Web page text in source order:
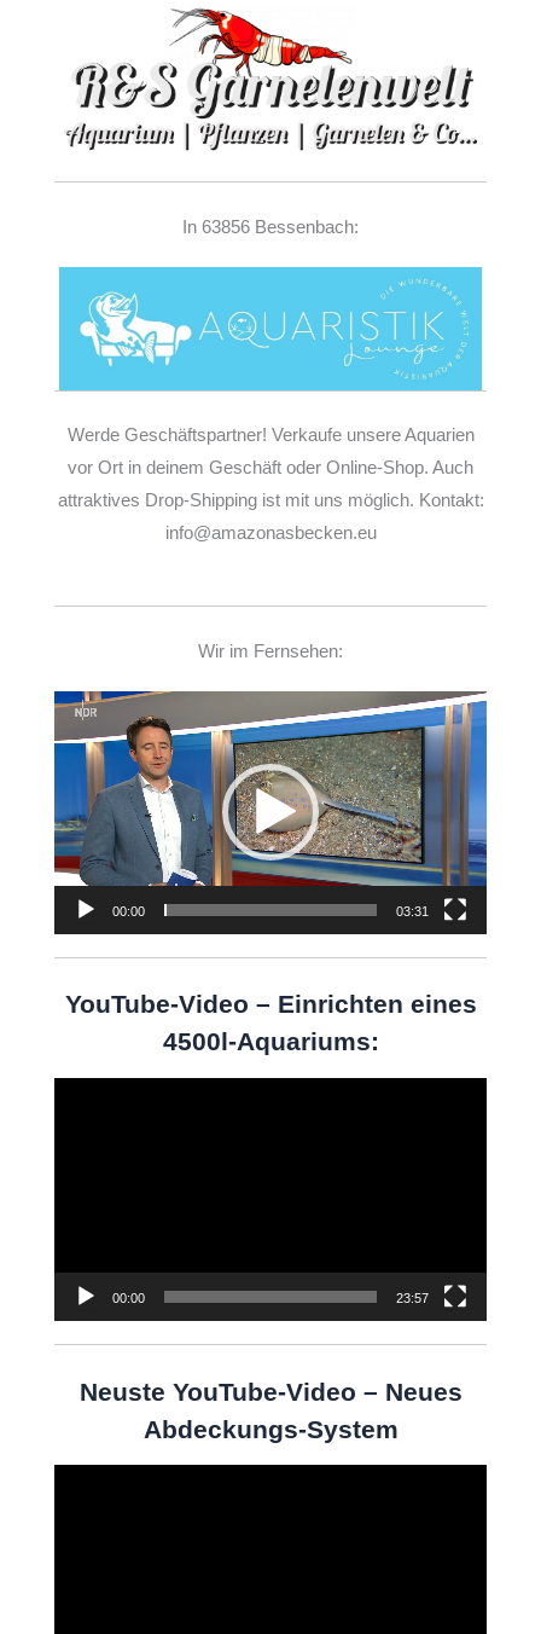
In 63856 Bessenbach:
Werde Geschäftspartner! Verkaufe unsere Aquarien
vor Ort in deinem Geschäft oder Online-Shop. Auch
attraktives Drop-Shipping ist mit uns möglich. Kontakt:
info@amazonasbecken.eu
Wir im Fernsehen:
Player
00:00 03:31
YouTube-Video – Einrichten eines
4500l-Aquariums:
00:00 23:57
Neuste YouTube-Video – Neues
Abdeckungs-System